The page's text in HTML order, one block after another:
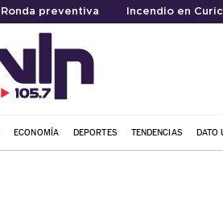
Ronda preventiva Incendio en
ECONOMÍA DEPORTES TENDENCIAS DATO